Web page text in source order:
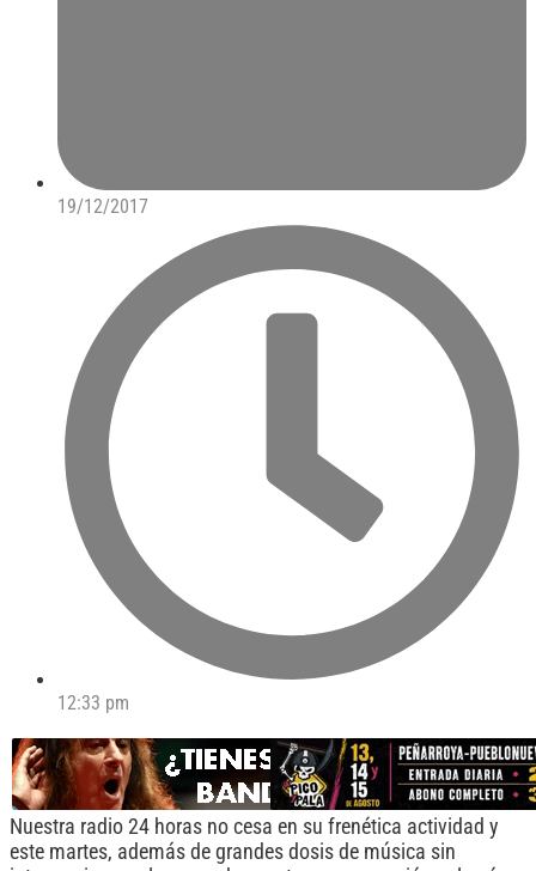
19/12/2017
12:33 pm
Nuestra radio 24 horas no cesa en su frenética actividad y
este martes, además de grandes dosis de música sin